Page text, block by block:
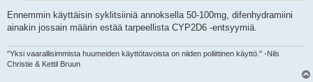
Ennemmin käyttäisin syklitsiiniä annoksella 50-100mg, difenhydramiini
ainakin jossain määrin estää tarpeellista CYP2D6 -entsyymiä.
"Yksi vaarallisimmista huumeiden käyttötavoista on niiden poliittinen käyttö." -Nils
Christie & Kettil Bruun